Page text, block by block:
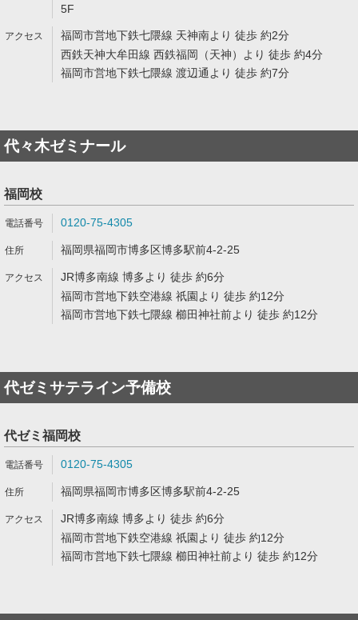
5F
福岡市営地下鉄七隈線 天神南より 徒歩 約2分
西鉄天神大牟田線 西鉄福岡（天神）より 徒歩 約4分
福岡市営地下鉄七隈線 渡辺通より 徒歩 約7分
代々木ゼミナール
福岡校
0120-75-4305
福岡県福岡市博多区博多駅前4-2-25
JR博多南線 博多より 徒歩 約6分
福岡市営地下鉄空港線 祇園より 徒歩 約12分
福岡市営地下鉄七隈線 櫛田神社前より 徒歩 約12分
代ゼミサテライン予備校
代ゼミ福岡校
0120-75-4305
福岡県福岡市博多区博多駅前4-2-25
JR博多南線 博多より 徒歩 約6分
福岡市営地下鉄空港線 祇園より 徒歩 約12分
福岡市営地下鉄七隈線 櫛田神社前より 徒歩 約12分